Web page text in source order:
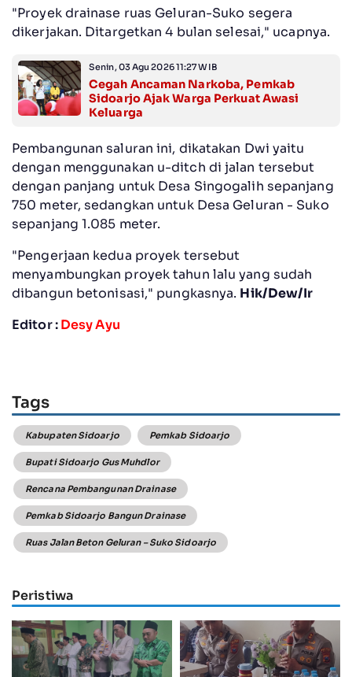
"Proyek drainase ruas Geluran-Suko segera
dikerjakan. Ditargetkan 4 bulan selesai," ucapnya.
Senin, 03 Agu 2026 11:27 WIB
Cegah Ancaman Narkoba, Pemkab
Sidoarjo Ajak Warga Perkuat Awasi
Keluarga
Pembangunan saluran ini, dikatakan Dwi yaitu
dengan menggunakan u-ditch di jalan tersebut
dengan panjang untuk Desa Singogalih sepanjang
750 meter, sedangkan untuk Desa Geluran - Suko
sepanjang 1.085 meter.
"Pengerjaan kedua proyek tersebut
menyambungkan proyek tahun lalu yang sudah
dibangun betonisasi," pungkasnya. Hik/Dew/Ir
Editor :Desy Ayu
Tags
Kabupaten Sidoarjo Pemkab Sidoarjo
Bupati Sidoarjo Gus Muhdlor
Rencana Pembangunan Drainase
Pemkab Sidoarjo Bangun Drainase
Ruas Jalan Beton Geluran – Suko Sidoarjo
Peristiwa